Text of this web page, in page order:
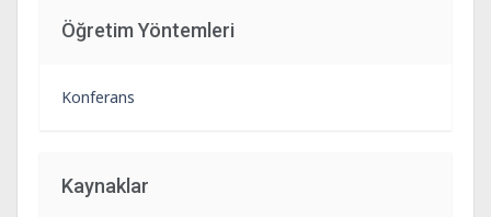
Öğretim Yöntemleri
Konferans
Kaynaklar